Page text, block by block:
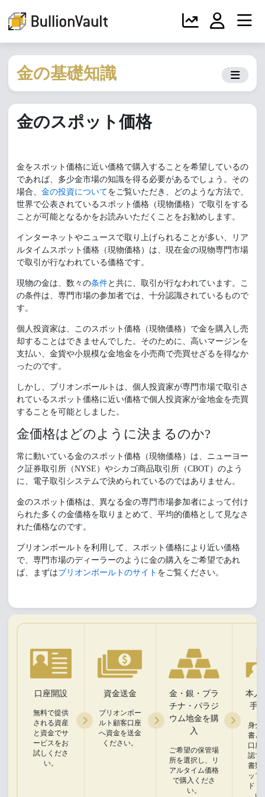
金の基礎知識
金のスポット価格
金をスポット価格に近い価格で購入することを希望しているの
であれば、多少金市場の知識を得る必要があるでしょう。その
場合、 金の投資についてをご覧いただき、どのような方法で、
世界で公表されているスポット価格（現物価格）で取引をする
ことが可能となるかをお読みいただくことをお勧めします。
インターネットやニュースで取り上げられることが多い、リア
ルタイムスポット価格（現物価格）は、現在金の現物専門市場
で取引が行なわれている価格です。
現物の金は、数々の条件と共に、取引が行なわれています。こ
の条件は、専門市場の参加者では、十分認識されているもので
す。
個人投資家は、このスポット価格（現物価格）で金を購入し売
却することはできませんでした。そのために、高いマージンを
支払い、金貨や小規模な金地金を小売商で売買せざるを得なか
ったのです。
しかし、ブリオンボールトは、個人投資家が専門市場で取引さ
れているスポット価格に近い価格で個人投資家が金地金を売買
することを可能としました。
金価格はどのように決まるのか?
常に動いている金のスポット価格（現物価格）は、ニューヨー
ク証券取引所（NYSE）やシカゴ商品取引所（CBOT）のよう
に、電子取引システムで決められているのではありません。
金のスポット価格は、異なる金の専門市場参加者によって付け
られた多くの金価格を取りまとめて、平均的価格として見なさ
れた価格なのです。
ブリオンボールトを利用して、スポット価格により近い価格
で、専門市場のディーラーのように金の購入をご希望であれ
ば、まずはブリオンボールトのサイト をご覧ください。
口座開設
無料で提供
される資産
と資金でサ
ービスをお
試しくださ
い。
資金送金
ブリオンボー
ルト顧客口座
へ資金を送金
ください。
金・銀・プラ
チナ・パラジ
ウム地金を購
入
ご希望の保管場
所を選択し、リ
アルタイム価格
で購入くださ
い。
本人
手
身分
書と
口座
認で
書類
ップ
ドく